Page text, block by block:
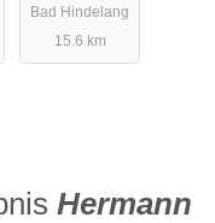
Bad Hindelang
15.6 km
Hermann